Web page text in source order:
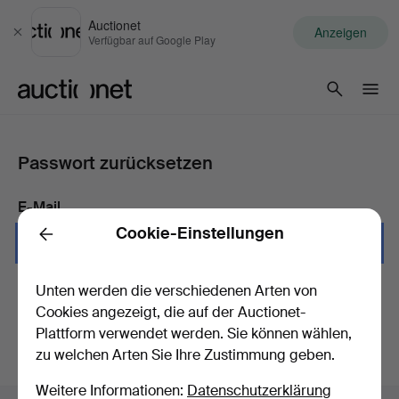
Schließen
Auctionet
Verfügbar auf Google Play Anzeigen
Passwort zurücksetzen
E-Mail
Anweisungen senden
Back Cookie-Einstellungen
Unten werden die verschiedenen Arten von
Cookies angezeigt, die auf der Auctionet-
Plattform verwendet werden. Sie können wählen,
zu welchen Arten Sie Ihre Zustimmung geben.
Weitere Informationen: Datenschutzerklärung